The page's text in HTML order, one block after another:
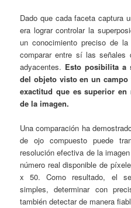
Dado que cada faceta captura
era lograr controlar la
un conocimiento preciso de
comparar entre sí las
adyacentes. Esto posibilita a
del objeto visto en un
exactitud que es superior
de la imagen.
Una comparación ha
de ojo compuesto puede
resolución efectiva de la
número real disponible de
x 50. Como resultado, el
simples, determinar con
también detectar de manera